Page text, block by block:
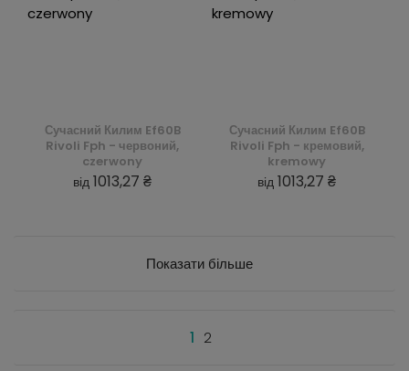
Сучасний Килим Ef60B
Rivoli Fph - червоний,
czerwony
від 1013,27 ₴
Сучасний Килим Ef60B
Rivoli Fph - кремовий,
kremowy
від 1013,27 ₴
Показати більше
1 2